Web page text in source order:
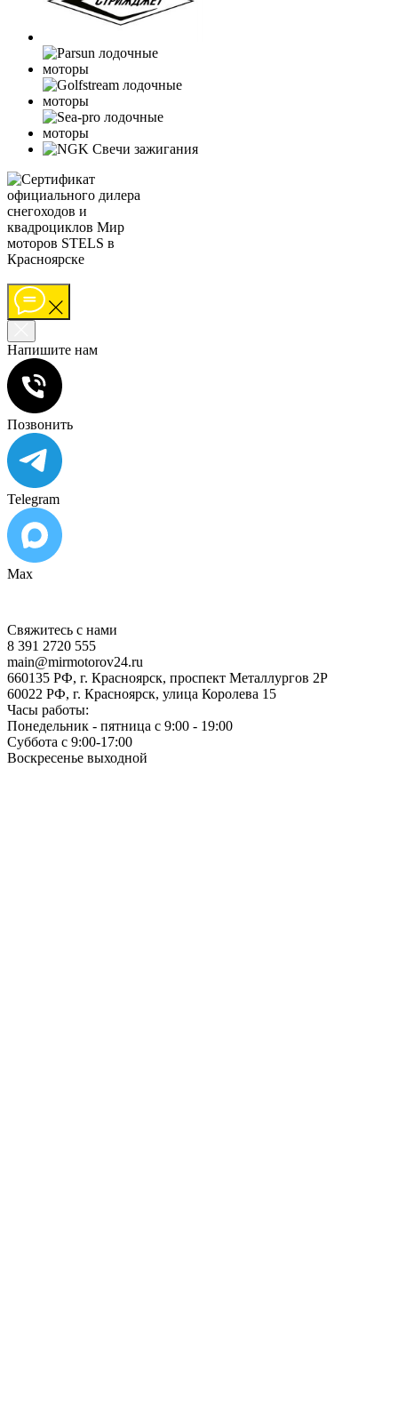
Напишите нам
Позвонить
Telegram
Max
Свяжитесь с нами
8 391 2720 555
main@mirmotorov24.ru
660135 РФ, г. Красноярск, проспект Металлургов 2Р
60022 РФ, г. Красноярск, улица Королева 15
Часы работы:
Понедельник - пятница с 9:00 - 19:00
Суббота с 9:00-17:00
Воскресенье выходной